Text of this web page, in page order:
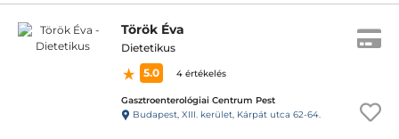
Török Éva
Dietetikus
5.0
4 értékelés
Gasztroenterológiai Centrum Pest
Budapest, XIII. kerület, Kárpát utca 62-64.